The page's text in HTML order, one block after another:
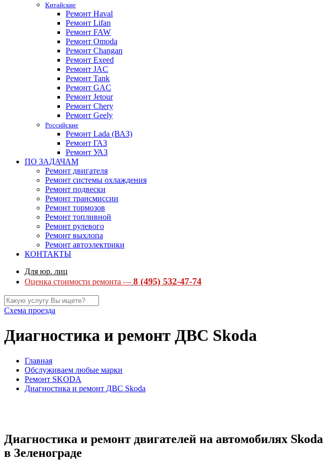
Китайские
Ремонт Haval
Ремонт Lifan
Ремонт FAW
Ремонт Omoda
Ремонт Changan
Ремонт Exeed
Ремонт JAC
Ремонт Tank
Ремонт GAC
Ремонт Jetour
Ремонт Chery
Ремонт Geely
Российские
Ремонт Lada (ВАЗ)
Ремонт ГАЗ
Ремонт УАЗ
ПО ЗАДАЧАМ
Ремонт двигателя
Ремонт системы охлаждения
Ремонт подвески
Ремонт трансмиссии
Ремонт тормозов
Ремонт топливной
Ремонт рулевого
Ремонт выхлопа
Ремонт автоэлектрики
КОНТАКТЫ
Для юр. лиц
Оценка стоимости ремонта — 8 (495) 532-47-74
Схема проезда
Диагностика и ремонт ДВС Skoda
Главная
Обслуживаем любые марки
Ремонт SKODA
Диагностика и ремонт ДВС Skoda
Диагностика и ремонт двигателей на автомобилях Skoda
в Зеленограде